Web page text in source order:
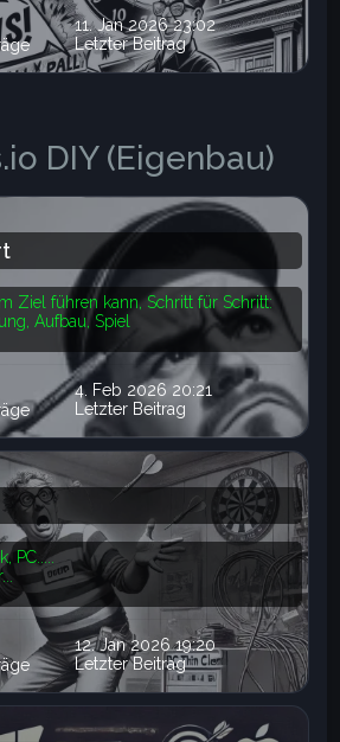
11. Jan 2026 23:02
Letzter Beitrag
DIY (Eigenbau)
Ziel führen kann, Schritt für Schritt:
Aufbau, Spiel
4. Feb 2026 20:21
Letzter Beitrag
PC.....
12. Jan 2026 19:20
Letzter Beitrag